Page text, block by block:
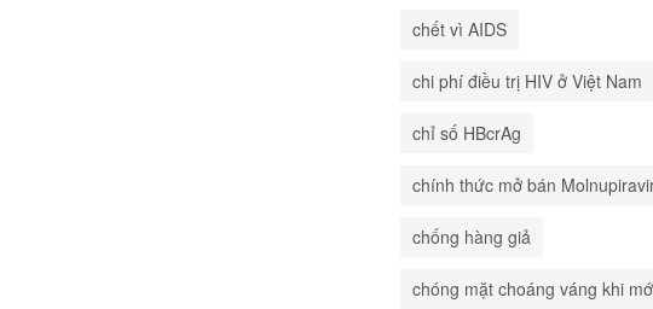
chết vì AIDS
chi phí điều trị HIV ở Việt Nam
chỉ số HBcrAg
chính thức mở bán
chống hàng giả
chóng mặt choáng váng khi